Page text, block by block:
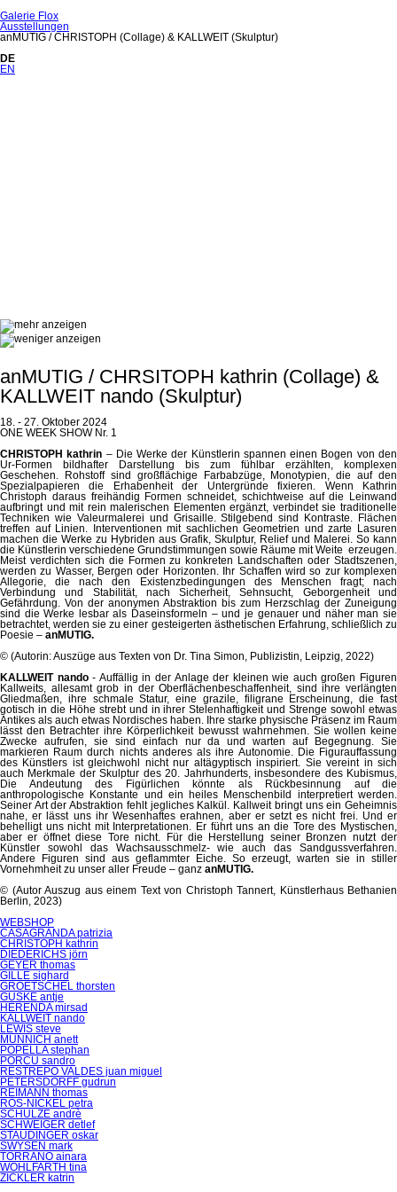
Galerie Flox
Ausstellungen
anMUTIG / CHRISTOPH (Collage) & KALLWEIT (Skulptur)
DE
EN
anMUTIG / CHRSITOPH kathrin (Collage) &
KALLWEIT nando (Skulptur)
18. - 27. Oktober 2024
ONE WEEK SHOW Nr. 1
CHRISTOPH kathrin – Die Werke der Künstlerin spannen einen Bogen von den
Ur-Formen bildhafter Darstellung bis zum fühlbar erzählten, komplexen
Geschehen. Rohstoff sind großflächige Farbabzüge, Monotypien, die auf den
Spezialpapieren die Erhabenheit der Untergründe fixieren. Wenn Kathrin
Christoph daraus freihändig Formen schneidet, schichtweise auf die Leinwand
aufbringt und mit rein malerischen Elementen ergänzt, verbindet sie traditionelle
Techniken wie Valeurmalerei und Grisaille. Stilgebend sind Kontraste. Flächen
treffen auf Linien. Interventionen mit sachlichen Geometrien und zarte Lasuren
machen die Werke zu Hybriden aus Grafik, Skulptur, Relief und Malerei. So kann
die Künstlerin verschiedene Grundstimmungen sowie Räume mit Weite erzeugen.
Meist verdichten sich die Formen zu konkreten Landschaften oder Stadtszenen,
werden zu Wasser, Bergen oder Horizonten. Ihr Schaffen wird so zur komplexen
Allegorie, die nach den Existenzbedingungen des Menschen fragt; nach
Verbindung und Stabilität, nach Sicherheit, Sehnsucht, Geborgenheit und
Gefährdung. Von der anonymen Abstraktion bis zum Herzschlag der Zuneigung
sind die Werke lesbar als Daseinsformeln – und je genauer und näher man sie
betrachtet, werden sie zu einer gesteigerten ästhetischen Erfahrung, schließlich zu
Poesie – anMUTIG.
© (Autorin: Auszüge aus Texten von Dr. Tina Simon, Publizistin, Leipzig, 2022)
KALLWEIT nando- Auffällig in der Anlage der kleinen wie auch großen Figuren
Kallweits, allesamt grob in der Oberflächenbeschaffenheit, sind ihre verlängten
Gliedmaßen, ihre schmale Statur, eine grazile, filigrane Erscheinung, die fast
gotisch in die Höhe strebt und in ihrer Stelenhaftigkeit und Strenge sowohl etwas
Antikes als auch etwas Nordisches haben. Ihre starke physische Präsenz im Raum
lässt den Betrachter ihre Körperlichkeit bewusst wahrnehmen. Sie wollen keine
Zwecke aufrufen, sie sind einfach nur da und warten auf Begegnung. Sie
markieren Raum durch nichts anderes als ihre Autonomie. Die Figurauffassung
des Künstlers ist gleichwohl nicht nur altägyptisch inspiriert. Sie vereint in sich
auch Merkmale der Skulptur des 20. Jahrhunderts, insbesondere des Kubismus,
Die Andeutung des Figürlichen könnte als Rückbesinnung auf die
anthropologische Konstante und ein heiles Menschenbild interpretiert werden.
Seiner Art der Abstraktion fehlt jegliches Kalkül. Kallweit bringt uns ein Geheimnis
nahe, er lässt uns ihr Wesenhaftes erahnen, aber er setzt es nicht frei. Und er
behelligt uns nicht mit Interpretationen. Er führt uns an die Tore des Mystischen,
aber er öffnet diese Tore nicht. Für die Herstellung seiner Bronzen nutzt der
Künstler sowohl das Wachsausschmelz- wie auch das Sandgussverfahren.
Andere Figuren sind aus geflammter Eiche. So erzeugt, warten sie in stiller
Vornehmheit zu unser aller Freude – ganz anMUTIG.
© (Autor Auszug aus einem Text von Christoph Tannert, Künstlerhaus Bethanien
Berlin, 2023)
Navigation
überspringen
WEBSHOP
CASAGRANDA patrizia
CHRISTOPH kathrin
DIEDERICHS jörn
GEYER thomas
GILLE sighard
GROETSCHEL thorsten
GUSKE antje
HERENDA mirsad
KALLWEIT nando
LEWIS steve
MÜNNICH anett
POPELLA stephan
PORCU sandro
RESTREPO VALDES juan miguel
PETERSDORFF gudrun
REIMANN thomas
RÖS-NICKEL petra
SCHULZE andrè
SCHWEIGER detlef
STAUDINGER oskar
SWYSEN mark
TORRANO ainara
WOHLFARTH tina
ZICKLER katrin